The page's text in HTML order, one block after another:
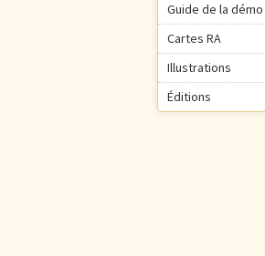
Guide de la démo
Cartes RA
Illustrations
Éditions